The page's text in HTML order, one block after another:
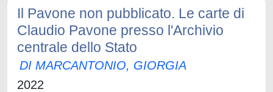
Il Pavone non pubblicato. Le carte di
Claudio Pavone presso l'Archivio
centrale dello Stato
DI MARCANTONIO, GIORGIA
2022